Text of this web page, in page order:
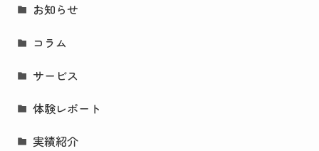
お知らせ
コラム
サービス
体験レポート
実績紹介